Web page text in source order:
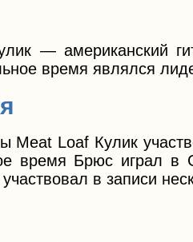
— американский
время являлся
Meat Loaf Кулик
время Брюс играл
в записи